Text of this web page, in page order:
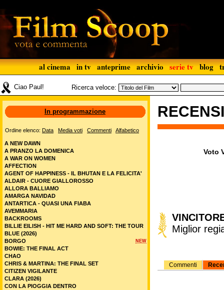
al cinema in tv anteprime archivio serie tv blog
Ciao Paul! Ricerca veloce:
Voto
Miglior
Commenti
In programmazione
Ordine elenco: Data Media voti Commenti Alfabetico
A NEW DAWN
A PRANZO LA DOMENICA
A WAR ON WOMEN
AFFECTION
AGENT OF HAPPINESS - IL BHUTAN E LA FELICITA'
ALDAIR - CUORE GIALLOROSSO
ALLORA BALLIAMO
AMARGA NAVIDAD
ANTARTICA - QUASI UNA FIABA
AVEMMARIA
BACKROOMS
BILLIE EILISH - HIT ME HARD AND SOFT: THE TOUR
BLUE (2026)
NEW
BORGO
BOWIE: THE FINAL ACT
CHAO
CHRIS & MARTINA: THE FINAL SET
CITIZEN VIGILANTE
CLARA (2026)
CON LA PIOGGIA DENTRO